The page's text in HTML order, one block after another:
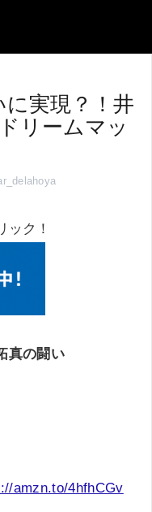
に実現？！井
リームマッ
ック！
真の闘い
amzn.to/4hfhCGv